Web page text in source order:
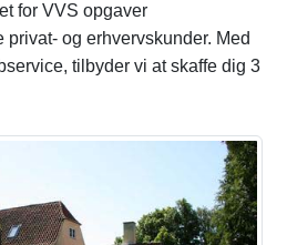
for VVS opgaver
og erhvervskunder. Med
tilbyder vi at skaffe dig 3